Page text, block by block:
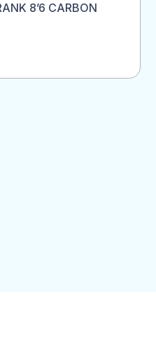
8’6 CARBON